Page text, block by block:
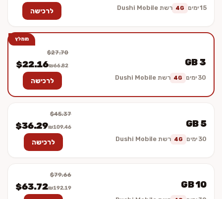
15 ימים 4G רשת Dushi Mobile לרכישה
מומלץ
3 GB
30 ימים 4G רשת Dushi Mobile
$27.70
$22.16₪66.82
לרכישה
5 GB
30 ימים 4G רשת Dushi Mobile
$45.37
$36.29₪109.46
לרכישה
10 GB
$79.66
$63.72₪192.19